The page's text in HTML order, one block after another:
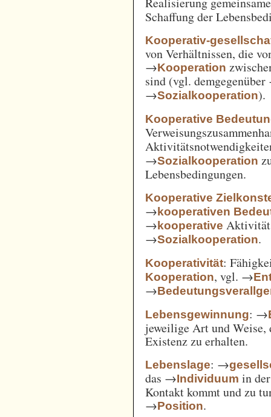
Schaffung der
Kooperativ-
von Verhältnissen, die
→Kooperation
sind (vgl.
→Sozialkooperation).
Kooperative
→Sozialkooperation
Lebensbedingungen.
Kooperative
→kooperativen
→kooperative
→Sozialkooperation.
Kooperativität:
Kooperation, vgl. →
→
Lebensgewinnung: →
jeweilige Art und
Existenz zu erhalten.
Lebenslage: →
das →Individuum in
Kontakt kommt und zu
→Position.